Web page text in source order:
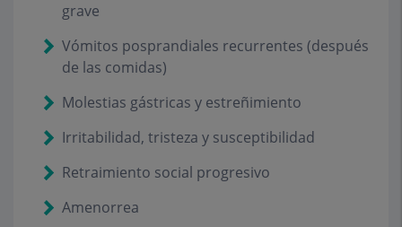
grave
Vómitos posprandiales recurrentes (después
de las comidas)
Molestias gástricas y estreñimiento
Irritabilidad, tristeza y susceptibilidad
Retraimiento social progresivo
Amenorrea